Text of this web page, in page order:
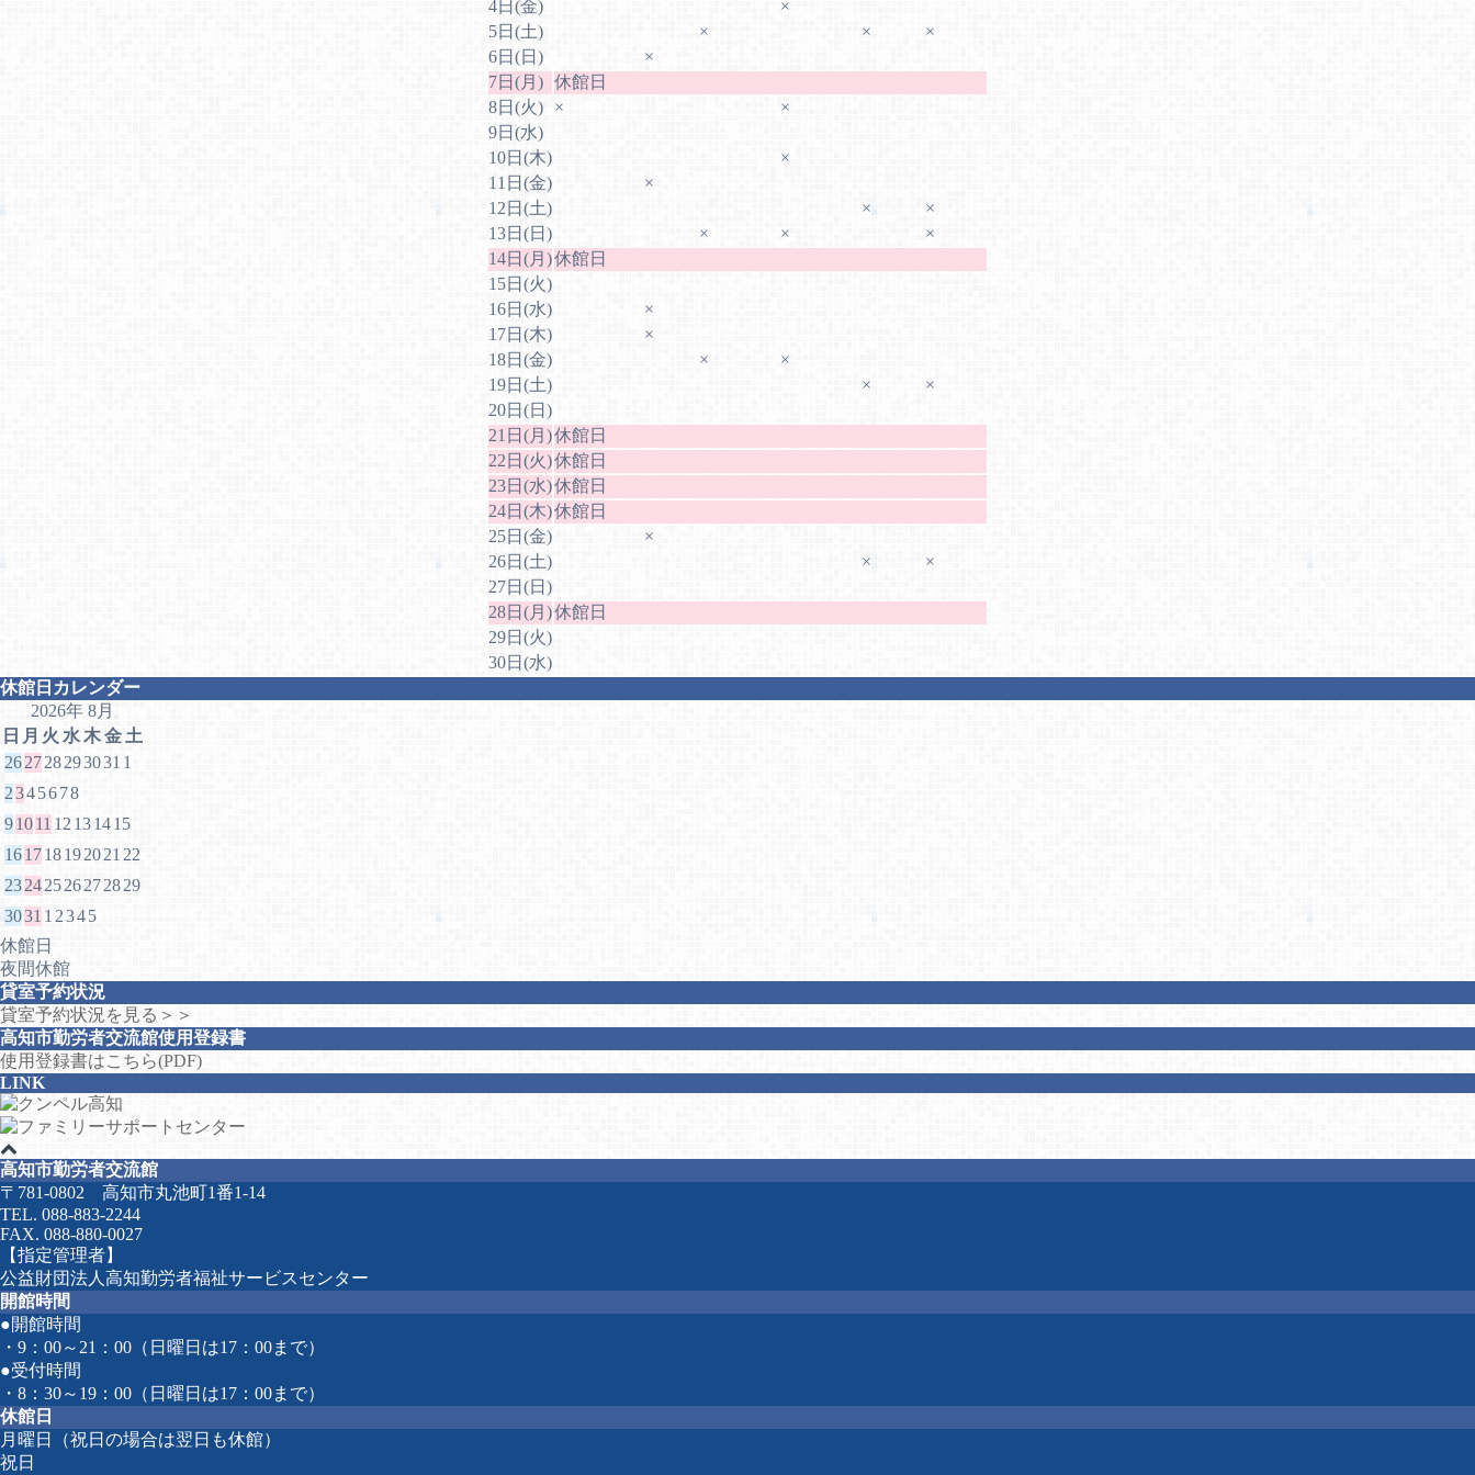
4日(金)
×
5日(土)
× ×
×
6日(日)
×
7日(月) 休館日
8日(火)
×
×
9日(水)
10日(木)
×
11日(金)
×
12日(土)
×
×
13日(日)
× ×
×
14日(月)休館日
15日(火)
16日(水)
×
17日(木)
×
18日(金)
×
×
19日(土)
×
×
20日(日)
21日(月)休館日
22日(火)休館日
23日(水)休館日
24日(木)休館日
25日(金)
×
26日(土)
×
×
27日(日)
28日(月)休館日
29日(火)
30日(水)
休館日カレンダー
2026年 8月
日 月 火 水 木 金 土
262728293031 1
2345678
91011 12 131415
161718192021 22
23242526272829
3031 1 2345
休館日
夜間休館
貸室予約状況
貸室予約状況を見る＞＞
高知市勤労者交流館使用登録書
使用登録書はこちら(PDF)
LINK
高知市勤労者交流館
〒781-0802 高知市丸池町1番1-14
TEL. 088-883-2244
FAX. 088-880-0027
【指定管理者】
公益財団法人高知勤労者福祉サービスセンター
開館時間
●開館時間
・9：00～21：00（日曜日は17：00まで）
●受付時間
・8：30～19：00（日曜日は17：00まで）
休館日
月曜日（祝日の場合は翌日も休館）
祝日